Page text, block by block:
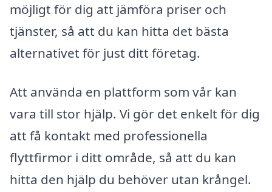
möjligt för dig att jämföra priser och
tjänster, så att du kan hitta det bästa
alternativet för just ditt företag.
Att använda en plattform som vår kan
vara till stor hjälp. Vi gör det enkelt för dig
att få kontakt med professionella
flyttfirmor i ditt område, så att du kan
hitta den hjälp du behöver utan krångel.